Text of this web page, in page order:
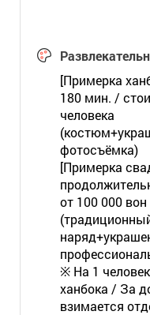
[Примерка
180 мин. /
человека
фотосъёмка)
[Примерка
от 100 000
※ На 1
ханбока / За
взимается